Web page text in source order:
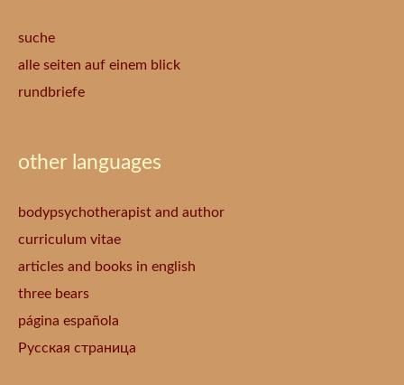
suche
alle seiten auf einem blick
rundbriefe
other languages
bodypsychotherapist and author
curriculum vitae
articles and books in english
three bears
página española
Русская страница